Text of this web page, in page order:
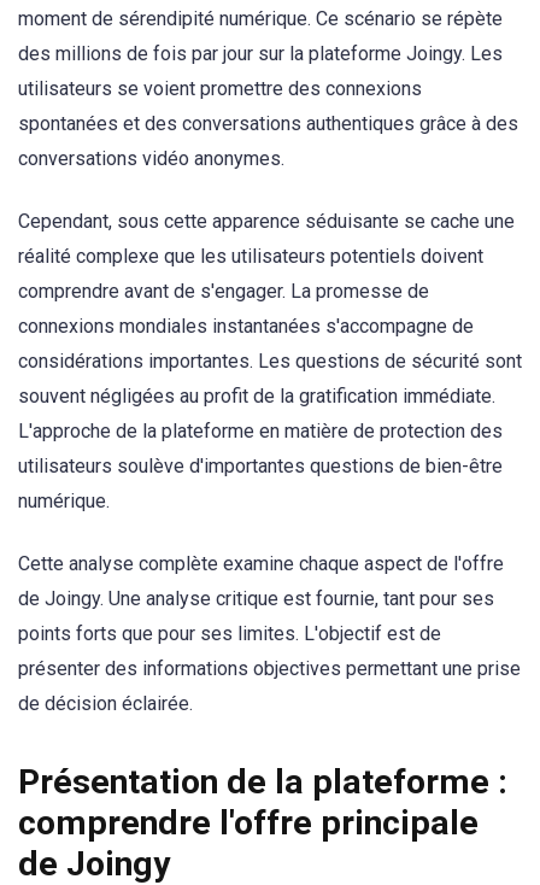
moment de sérendipité numérique. Ce scénario se répète
des millions de fois par jour sur la plateforme Joingy. Les
utilisateurs se voient promettre des connexions
spontanées et des conversations authentiques grâce à des
conversations vidéo anonymes.
Cependant, sous cette apparence séduisante se cache une
réalité complexe que les utilisateurs potentiels doivent
comprendre avant de s'engager. La promesse de
connexions mondiales instantanées s'accompagne de
considérations importantes. Les questions de sécurité sont
souvent négligées au profit de la gratification immédiate.
L'approche de la plateforme en matière de protection des
utilisateurs soulève d'importantes questions de bien-être
numérique.
Cette analyse complète examine chaque aspect de l'offre
de Joingy. Une analyse critique est fournie, tant pour ses
points forts que pour ses limites. L'objectif est de
présenter des informations objectives permettant une prise
de décision éclairée.
Présentation de la plateforme :
comprendre l'offre principale
de Joingy